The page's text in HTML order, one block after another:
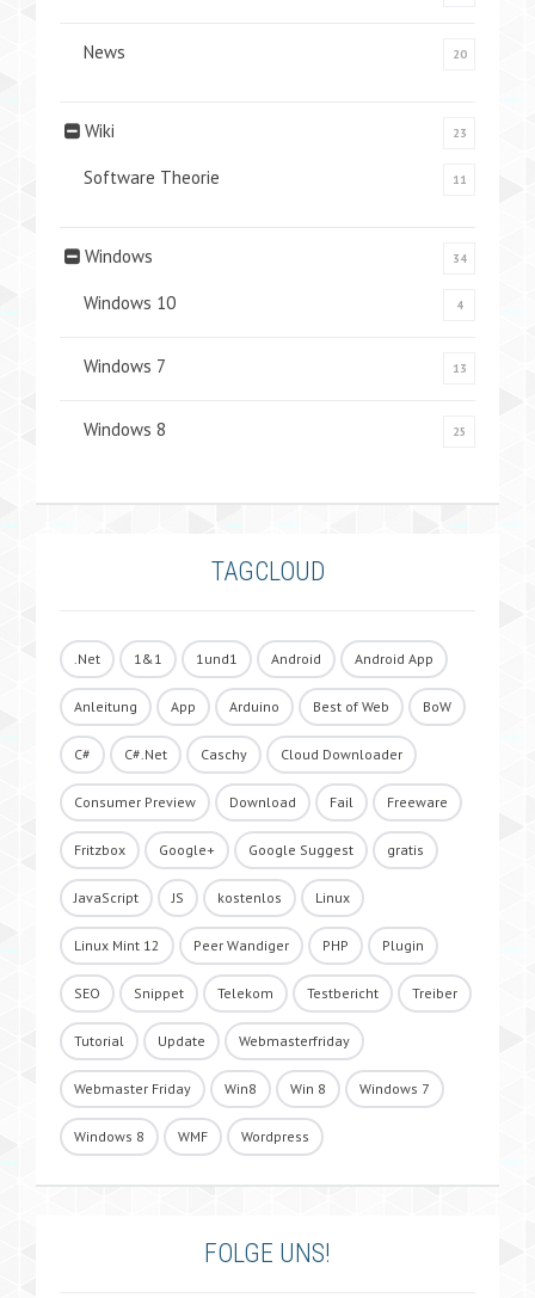
News 20
Wiki 23
Software Theorie 11
Windows 34
Windows 10 4
Windows 7 13
Windows 8 25
TAGCLOUD
.Net 1&1 1und1 Android Android App
Anleitung App Arduino Best of Web BoW
C# C#.Net Caschy Cloud Downloader
Consumer Preview Download Fail Freeware
Fritzbox Google+ Google Suggest gratis
JavaScript JS kostenlos Linux
Linux Mint 12 Peer Wandiger PHP Plugin
SEO Snippet Telekom Testbericht Treiber
Tutorial Update Webmasterfriday
Webmaster Friday Win8 Win 8 Windows 7
Windows 8 WMF Wordpress
FOLGE UNS!